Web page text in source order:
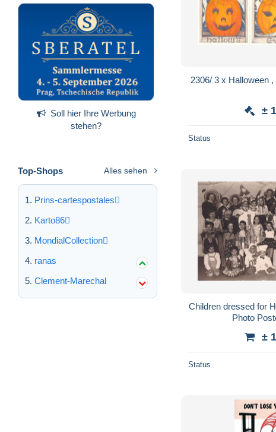
Soll hier Ihre Werbung
stehen?
Top-Shops Alles sehen
Prins-cartespostales
Karto86
MondialCollection
ranas
Clement-Marechal
2306/ 3 x Halloween
±
Status
Children dressed for
Photo
±
Status